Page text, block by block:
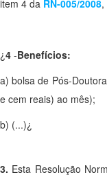
item 4 da RN-005/2008
¿4 -Benefícios:
a) bolsa de Pós-
e cem reais) ao mês);
b) (...)¿
3. Esta Resolução